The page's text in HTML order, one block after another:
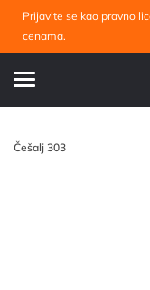
Prijavite se kao pravno
cenama.
Češalj 303